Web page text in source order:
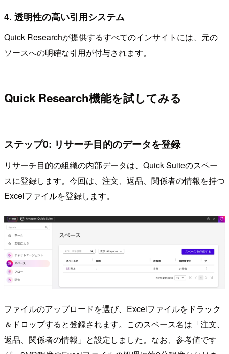
4. 透明性の高い引用システム
Quick Researchが提供するすべてのインサイトには、元の
ソースへの明確な引用が付与されます。
Quick Research機能を試してみる
ステップ0: リサーチ目的のデータを登録
リサーチ目的の組織の内部データは、Quick Suiteのスペー
スに登録します。今回は、注文、返品、関係者の情報を持つ
Excelファイルを登録します。
ファイルのアップロードを選び、Excelファイルをドラック
＆ドロップすると登録されます。このスペース名は「注文、
返品、関係者の情報」と設定しました。なお、参考値です